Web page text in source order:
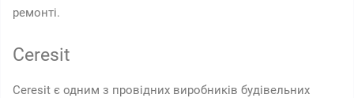
ремонті.
Ceresit
Ceresit є одним з провідних виробників будівельних